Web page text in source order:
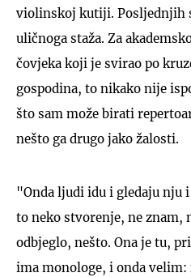
violinskoj kutiji. Posljednjih
uličnoga staža. Za
čovjeka koji je svirao po
gospodina, to nikako nije
što sam može birati
nešto ga drugo jako žalosti.
"Onda ljudi idu i gledaju nju
to neko stvorenje, ne znam,
odbjeglo, nešto. Ona je tu,
ima monologe, i onda